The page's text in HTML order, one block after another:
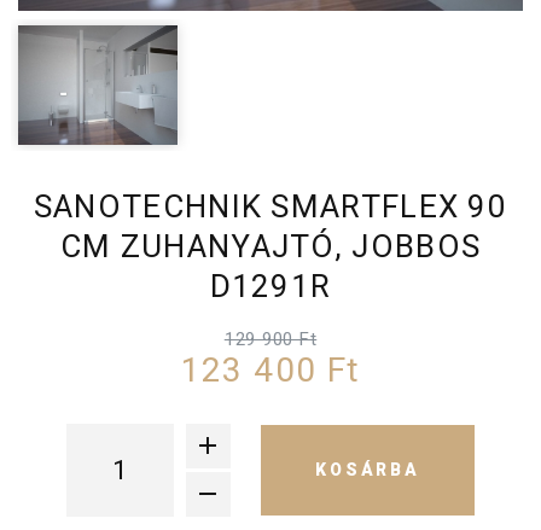
SANOTECHNIK SMARTFLEX 90
CM ZUHANYAJTÓ, JOBBOS
D1291R
129 900 Ft
123 400 Ft
KOSÁRBA